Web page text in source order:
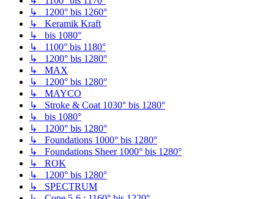
↳ 1200° bis 1260°
↳ Keramik Kraft
↳ bis 1080°
↳ 1100° bis 1180°
↳ 1200° bis 1280°
↳ MAX
↳ 1200° bis 1280°
↳ MAYCO
↳ Stroke & Coat 1030° bis 1280°
↳ bis 1080°
↳ 1200° bis 1280°
↳ Foundations 1000° bis 1280°
↳ Foundations Sheer 1000° bis 1280°
↳ ROK
↳ 1200° bis 1280°
↳ SPECTRUM